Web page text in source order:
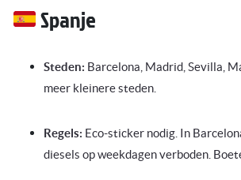
Spanje
Steden: Barcelona, Madrid, Sevilla,
meer kleinere steden.
Regels: Eco-sticker nodig. In
diesels op weekdagen verboden.